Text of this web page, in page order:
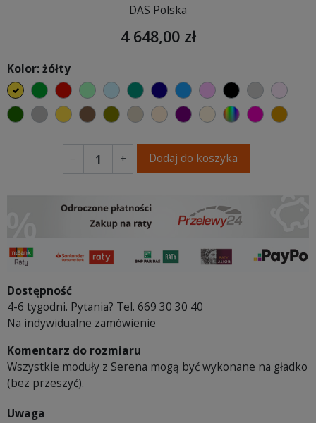
DAS Polska
4 648,00 zł
Kolor: żółty
żółtyzielonyczerwony
miętowybłękitnyturkusowygranatowyniebieski
różowyczarny
butelkowa zieleń
szarymusztardowy
brązowyoliwkowy
beżowyciepły kremowy
fioletowa purpura
ecru beżowy
wybór koloru
fuksja
− + Dodaj do koszyka
Dostępność
4-6 tygodni. Pytania? Tel. 669 30 30 40
Na indywidualne zamówienie
Komentarz do rozmiaru
Wszystkie moduły z Serena mogą być wykonane na gładko
(bez przeszyć).
Uwaga